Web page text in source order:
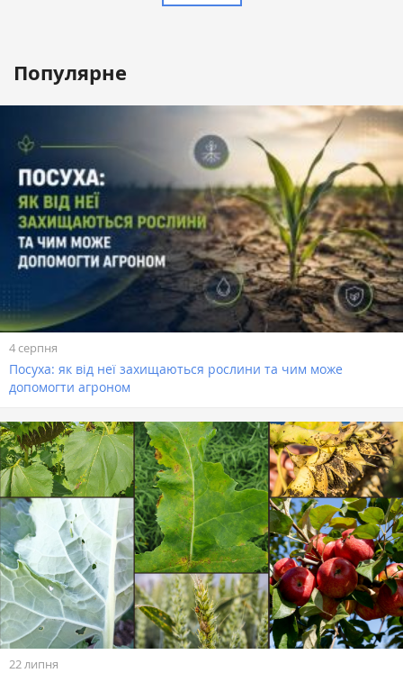
Популярне
4 серпня
Посуха: як від неї захищаються рослини та чим може
допомогти агроном
22 липня